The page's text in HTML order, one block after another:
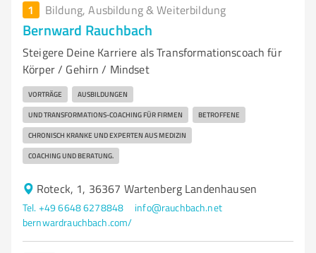
1 Bildung, Ausbildung & Weiterbildung
Bernward Rauchbach
Steigere Deine Karriere als Transformationscoach für
Körper / Gehirn / Mindset
VORTRÄGE AUSBILDUNGEN
UND TRANSFORMATIONS-COACHING FÜR FIRMEN BETROFFENE
CHRONISCH KRANKE UND EXPERTEN AUS MEDIZIN
COACHING UND BERATUNG.
Roteck, 1, 36367 Wartenberg Landenhausen
Tel. +49 6648 6278848
info@rauchbach.net
bernwardrauchbach.com/